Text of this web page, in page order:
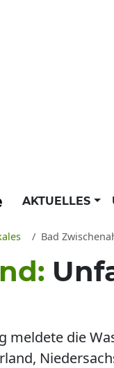
AKTUELLES
Bad
meldete die